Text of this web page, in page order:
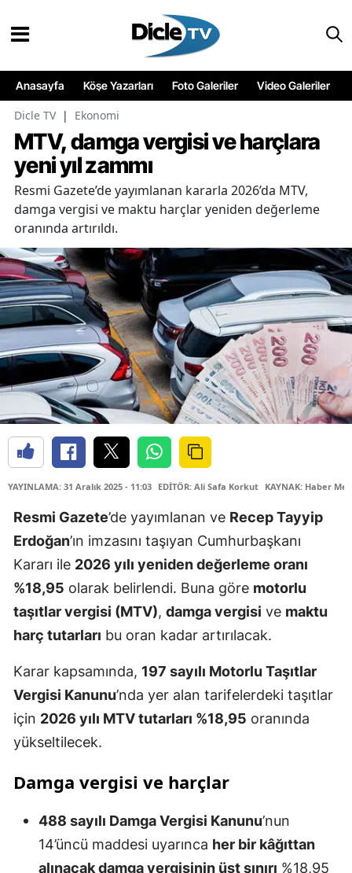
Anasayfa Köşe Yazarları Foto Galeriler Video Galeriler
Dicle TV | Ekonomi
MTV, damga vergisi ve harçlara
yeni yıl zammı
Resmi Gazete’de yayımlanan kararla 2026’da MTV,
damga vergisi ve maktu harçlar yeniden değerleme
oranında artırıldı.
YAYINLAMA: 31 Aralık 2025 - 11:03 EDİTÖR: Ali Safa Korkut KAYNAK: Haber
Resmi Gazete’de yayımlanan ve Recep Tayyip
Erdoğan’ın imzasını taşıyan Cumhurbaşkanı
Kararı ile 2026 yılı yeniden değerleme oranı
%18,95 olarak belirlendi. Buna göre motorlu
taşıtlar vergisi (MTV), damga vergisi ve maktu
harç tutarları bu oran kadar artırılacak.
Karar kapsamında, 197 sayılı Motorlu Taşıtlar
Vergisi Kanunu’nda yer alan tarifelerdeki taşıtlar
için 2026 yılı MTV tutarları %18,95 oranında
yükseltilecek.
Damga vergisi ve harçlar
488 sayılı Damga Vergisi Kanunu’nun
14’üncü maddesi uyarınca her bir kâğıttan
alınacak damga vergisinin üst sınırı %18,95